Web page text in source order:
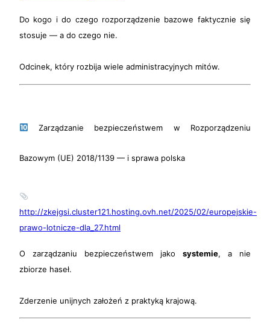
Do kogo i do czego rozporządzenie bazowe faktycznie się
stosuje — a do czego nie.
Odcinek, który rozbija wiele administracyjnych mitów.
Zarządzanie bezpieczeństwem w Rozporządzeniu
Bazowym (UE) 2018/1139 — i sprawa polska
http://zkejgsi.cluster121.hosting.ovh.net/2025/02/europejskie-
prawo-lotnicze-dla_27.html
O zarządzaniu bezpieczeństwem jako systemie, a nie
zbiorze haseł.
Zderzenie unijnych założeń z praktyką krajową.